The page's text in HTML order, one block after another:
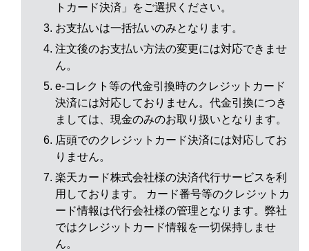
トカード決済」をご選択ください。
お支払いは一括払いのみとなります。
注文後のお支払い方法の変更には対応できませ
ん。
e-コレクト等の代金引換時のクレジットカード
決済には対応しておりません。代金引換につき
ましては、現金のみのお取り扱いとなります。
店頭でのクレジットカード決済には対応してお
りません。
楽天カード株式会社様の決済代行サービスを利
用しております。 カード番号等のクレジットカ
ード情報は代行会社様の管理となります。弊社
ではクレジットカード情報を一切保持しませ
ん。